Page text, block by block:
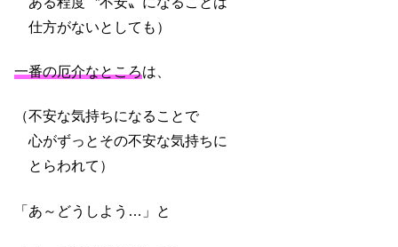
仕方がないとしても）
一番の厄介なところは、
（不安な気持ちになることで
心がずっとその不安な気持ちに
とらわれて）
「あ～どうしよう…」と